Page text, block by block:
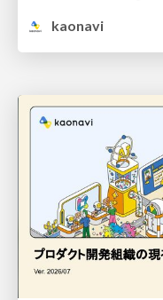
kaonavi